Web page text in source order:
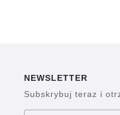
NEWSLETTER
Subskrybuj teraz i